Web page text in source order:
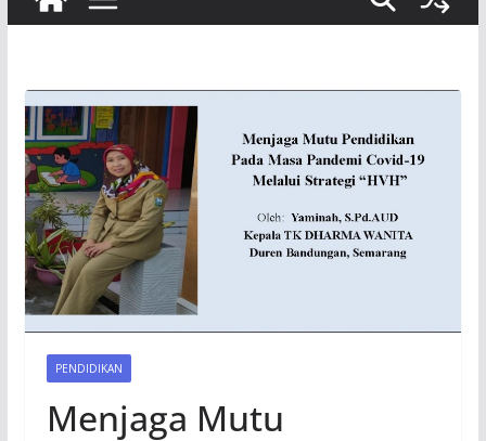
PENDIDIKAN
Menjaga Mutu